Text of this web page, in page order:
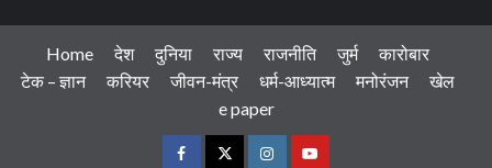
Home देश दुनिया राज्य राजनीति जुर्म
कारोबार
टेक – ज्ञान
करियर जीवन-मंत्र धर्म-आध्यात्म मनोरंजन
खेल
e paper